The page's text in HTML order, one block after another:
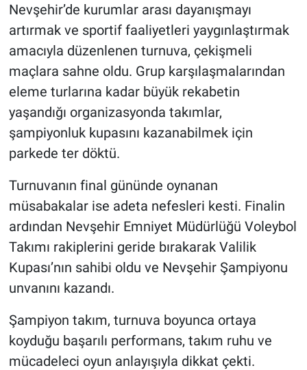
Nevşehir’de kurumlar arası dayanışmayı
artırmak ve sportif faaliyetleri yaygınlaştırmak
amacıyla düzenlenen turnuva, çekişmeli
maçlara sahne oldu. Grup karşılaşmalarından
eleme turlarına kadar büyük rekabetin
yaşandığı organizasyonda takımlar,
şampiyonluk kupasını kazanabilmek için
parkede ter döktü.
Turnuvanın final gününde oynanan
müsabakalar ise adeta nefesleri kesti. Finalin
ardından Nevşehir Emniyet Müdürlüğü Voleybol
Takımı rakiplerini geride bırakarak Valilik
Kupası’nın sahibi oldu ve Nevşehir Şampiyonu
unvanını kazandı.
Şampiyon takım, turnuva boyunca ortaya
koyduğu başarılı performans, takım ruhu ve
mücadeleci oyun anlayışıyla dikkat çekti.